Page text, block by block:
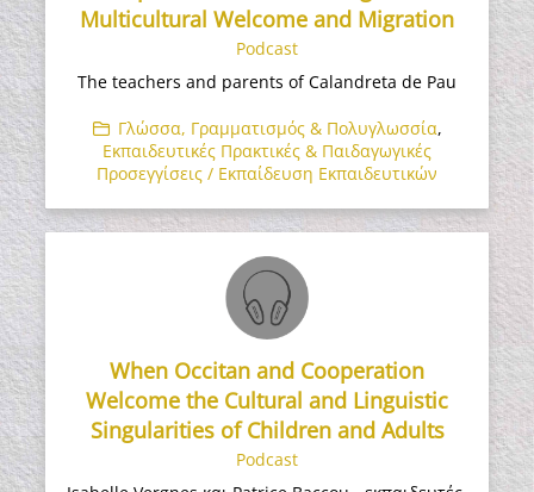
Multicultural Welcome and Migration
Podcast
The teachers and parents of Calandreta de Pau
Γλώσσα, Γραμματισμός & Πολυγλωσσία,
Εκπαιδευτικές Πρακτικές & Παιδαγωγικές
Προσεγγίσεις / Εκπαίδευση Εκπαιδευτικών
When Occitan and Cooperation
Welcome the Cultural and Linguistic
Singularities of Children and Adults
Podcast